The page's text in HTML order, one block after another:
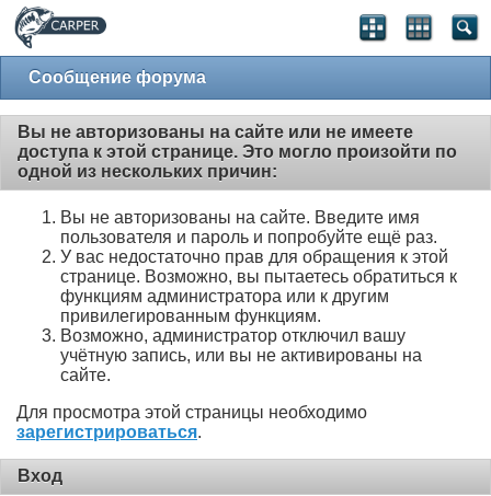
Сообщение форума
Вы не авторизованы на сайте или не имеете
доступа к этой странице. Это могло произойти по
одной из нескольких причин:
Вы не авторизованы на сайте. Введите имя
пользователя и пароль и попробуйте ещё раз.
У вас недостаточно прав для обращения к этой
странице. Возможно, вы пытаетесь обратиться к
функциям администратора или к другим
привилегированным функциям.
Возможно, администратор отключил вашу
учётную запись, или вы не активированы на
сайте.
Для просмотра этой страницы необходимо
зарегистрироваться.
Вход